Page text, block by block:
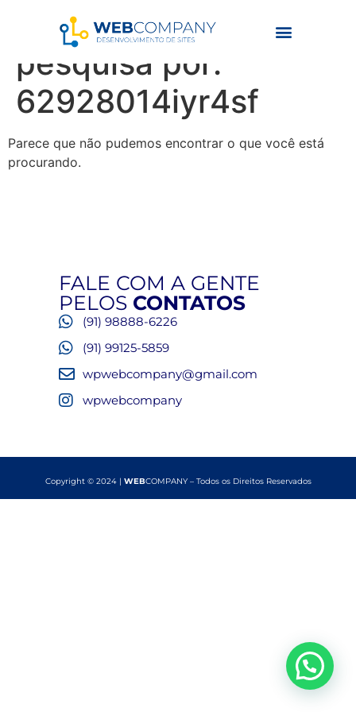
Resultados da
pesquisa por:
62928014iyr4sf
Parece que não pudemos encontrar o que você está
procurando.
FALE COM A GENTE
PELOS CONTATOS
(91) 98888-6226
(91) 99125-5859
wpwebcompany@gmail.com
wpwebcompany
Copyright © 2024 | WEBCOMPANY – Todos os Direitos Reservados